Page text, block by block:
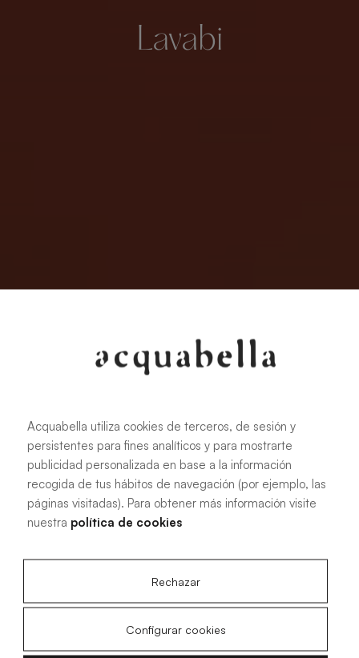
Lavabi
Acquabella utiliza cookies de terceros, de sesión y
persistentes para fines analíticos y para mostrarte
publicidad personalizada en base a la información
recogida de tus hábitos de navegación (por ejemplo, las
páginas visitadas). Para obtener más información visite
nuestra política de cookies
Rechazar
Configurar cookies